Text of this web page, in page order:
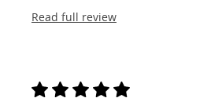
Read full review